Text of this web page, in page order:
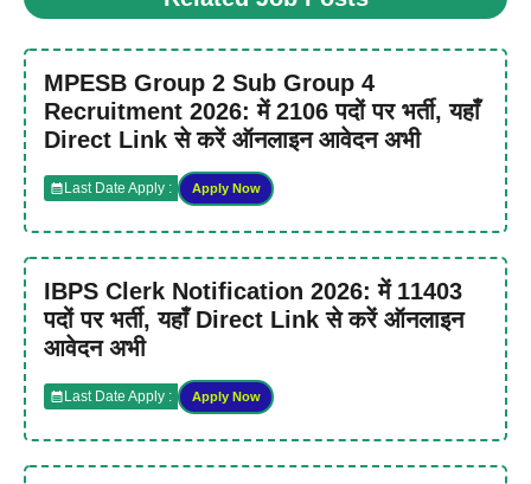
MPESB Group 2 Sub Group 4
Recruitment 2026: में 2106 पदों पर भर्ती, यहाँ
Direct Link से करें ऑनलाइन आवेदन अभी
Last Date Apply : Apply Now
IBPS Clerk Notification 2026: में 11403
पदों पर भर्ती, यहाँ Direct Link से करें ऑनलाइन
आवेदन अभी
Last Date Apply : Apply Now